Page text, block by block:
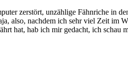
zerstört, unzählige Fähnriche in
also, nachdem ich sehr viel Zeit im
hat, hab ich mir gedacht, ich schau